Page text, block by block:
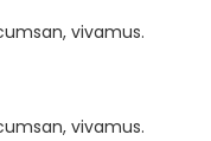
vivamus.
vivamus.